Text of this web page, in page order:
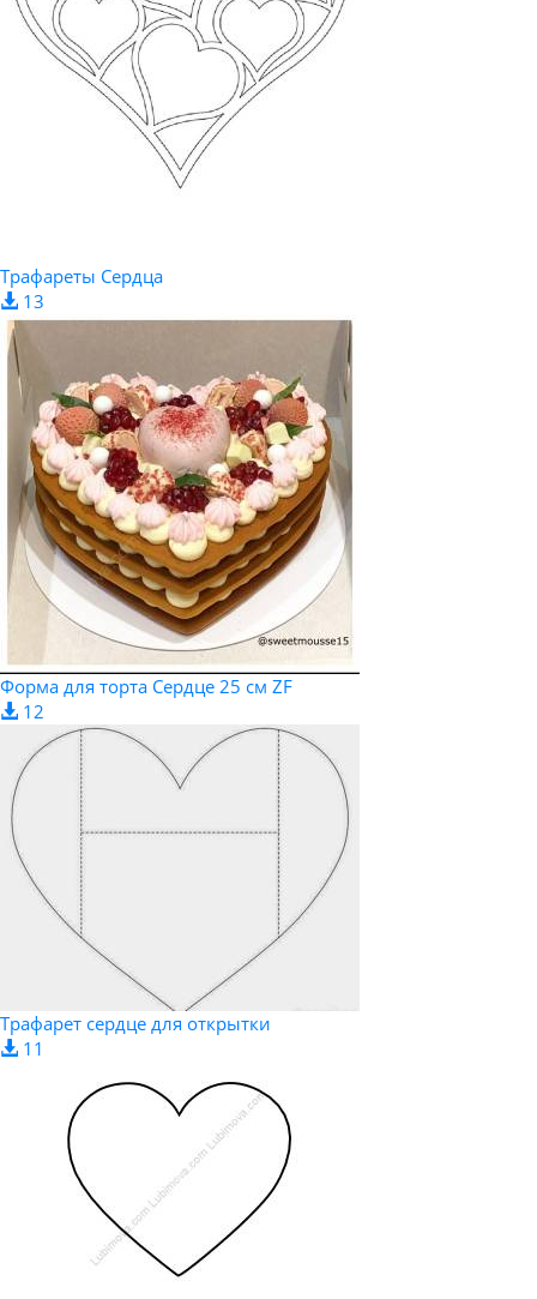
Трафареты Сердца
13
Форма для торта Сердце 25 см ZF
12
Трафарет сердце для открытки
11